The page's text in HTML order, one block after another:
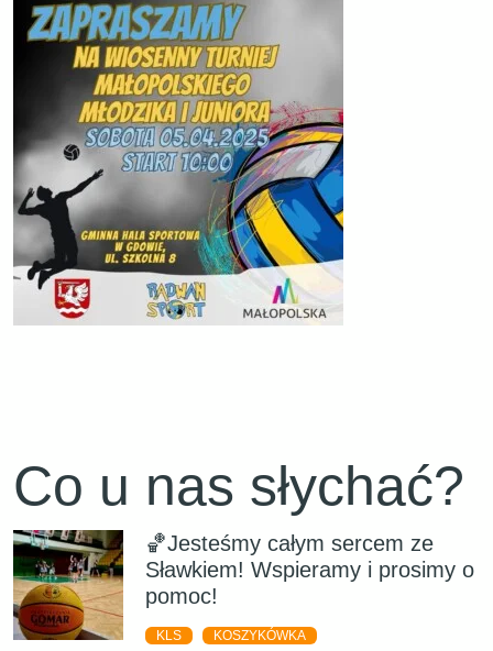
Co u nas słychać?
🏀Jesteśmy całym sercem ze
Sławkiem! Wspieramy i prosimy o
pomoc!
KLS KOSZYKÓWKA